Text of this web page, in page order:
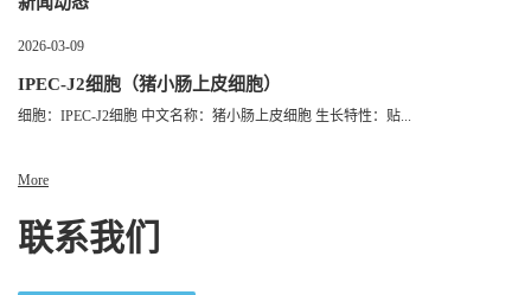
2026-03-09
IPEC-J2细胞（猪小肠上皮细胞）
细胞：IPEC-J2细胞 中文名称：猪小肠上皮细胞 生长特性：贴...
More
联系我们